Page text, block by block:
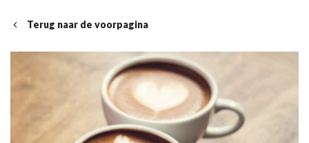
Terug naar de voorpagina